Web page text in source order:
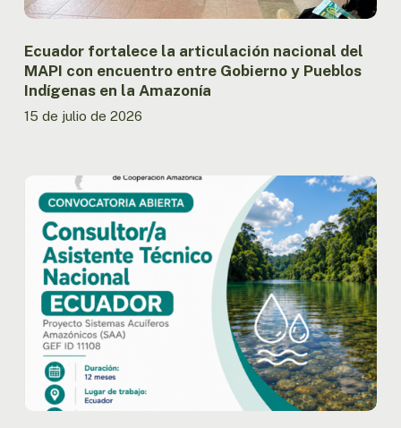
y
Indígenas
en
la
Amazonía
Ecuador fortalece la articulación nacional del
MAPI con encuentro entre Gobierno y Pueblos
Indígenas en la Amazonía
15 de julio de 2026
Ecuador:
OTCA
abre
convocatoria
para
Consultor/a
Asistente
Técnico
Nacional
Proyecto
SAA